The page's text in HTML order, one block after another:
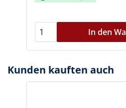
In den
Kunden kauften auch